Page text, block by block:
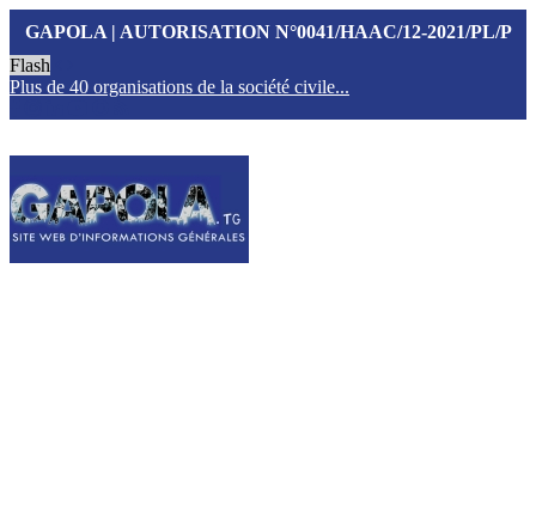
GAPOLA | AUTORISATION N°0041/HAAC/12-2021/PL/P
Flash
Plus de 40 organisations de la société civile...